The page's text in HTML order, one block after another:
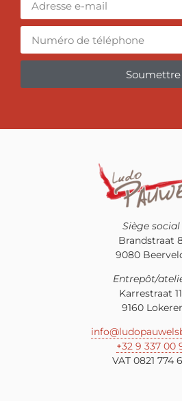
Soumettre
Siège social
Brandstraat
9080
Entrepôt/
Karrestraat
9160
+32 9 337 00
VAT 0821 774